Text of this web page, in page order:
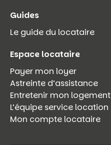
Guides
Le guide du locataire
Espace locataire
Payer mon loyer
Astreinte d’assistance
Entretenir mon logement
L’équipe service location
Mon compte locataire